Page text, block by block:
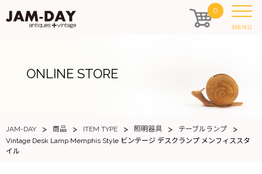
0
MENU
ONLINE STORE
JAM-DAY > 商品 > ITEM TYPE > 照明器具 > テーブルランプ >
Vintage Desk Lamp Memphis Style ビンテージ デスクランプ メンフィススタ
イル